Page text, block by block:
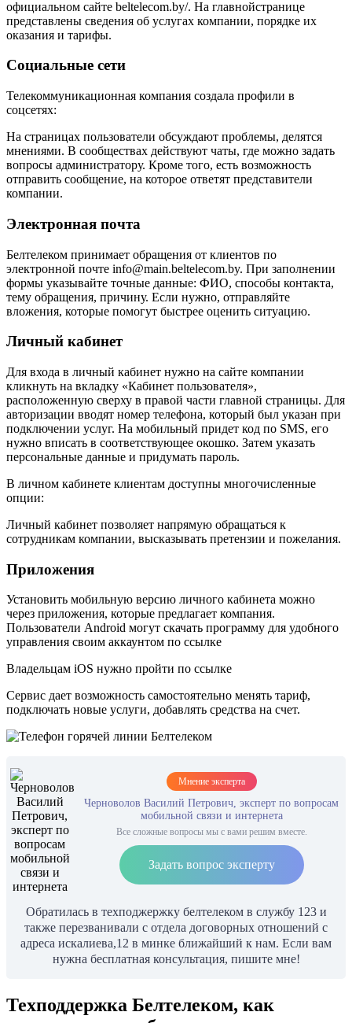
официальном сайте beltelecom.by/. На главнойстранице
представлены сведения об услугах компании, порядке их
оказания и тарифы.
Социальные сети
Телекоммуникационная компания создала профили в
соцсетях:
На страницах пользователи обсуждают проблемы, делятся
мнениями. В сообществах действуют чаты, где можно задать
вопросы администратору. Кроме того, есть возможность
отправить сообщение, на которое ответят представители
компании.
Электронная почта
Белтелеком принимает обращения от клиентов по
электронной почте info@main.beltelecom.by. При заполнении
формы указывайте точные данные: ФИО, способы контакта,
тему обращения, причину. Если нужно, отправляйте
вложения, которые помогут быстрее оценить ситуацию.
Личный кабинет
Для входа в личный кабинет нужно на сайте компании
кликнуть на вкладку «Кабинет пользователя»,
расположенную сверху в правой части главной страницы. Для
авторизации вводят номер телефона, который был указан при
подключении услуг. На мобильный придет код по SMS, его
нужно вписать в соответствующее окошко. Затем указать
персональные данные и придумать пароль.
В личном кабинете клиентам доступны многочисленные
опции:
Личный кабинет позволяет напрямую обращаться к
сотрудникам компании, высказывать претензии и пожелания.
Приложения
Установить мобильную версию личного кабинета можно
через приложения, которые предлагает компания.
Пользователи Android могут скачать программу для удобного
управления своим аккаунтом по ссылке
Владельцам iOS нужно пройти по ссылке
Сервис дает возможность самостоятельно менять тариф,
подключать новые услуги, добавлять средства на счет.
Мнение эксперта
Черноволов Василий Петрович, эксперт по вопросам
мобильной связи и интернета
Все сложные вопросы мы с вами решим вместе.
Задать вопрос эксперту
Обратилась в техподжержку белтелеком в службу 123 и
также перезванивали с отдела договорных отношений с
адреса искалиева,12 в минке ближайший к нам. Если вам
нужна бесплатная консультация, пишите мне!
Техподдержка Белтелеком, как